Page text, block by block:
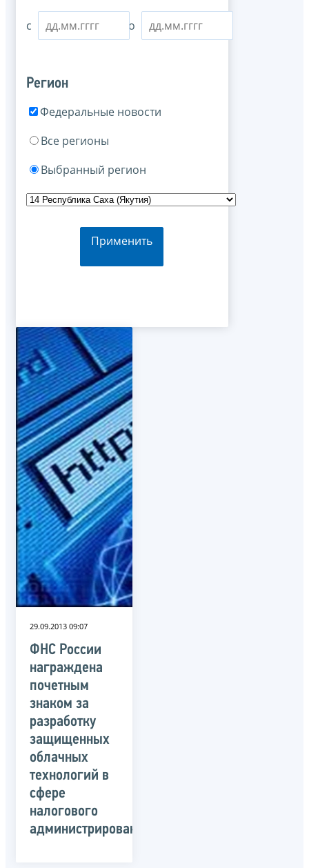
с по
Регион
Федеральные новости
Все регионы
Выбранный регион
Применить
29.09.2013 09:07
ФНС России
награждена
почетным
знаком за
разработку
защищенных
облачных
технологий в
сфере
налогового
администрирования